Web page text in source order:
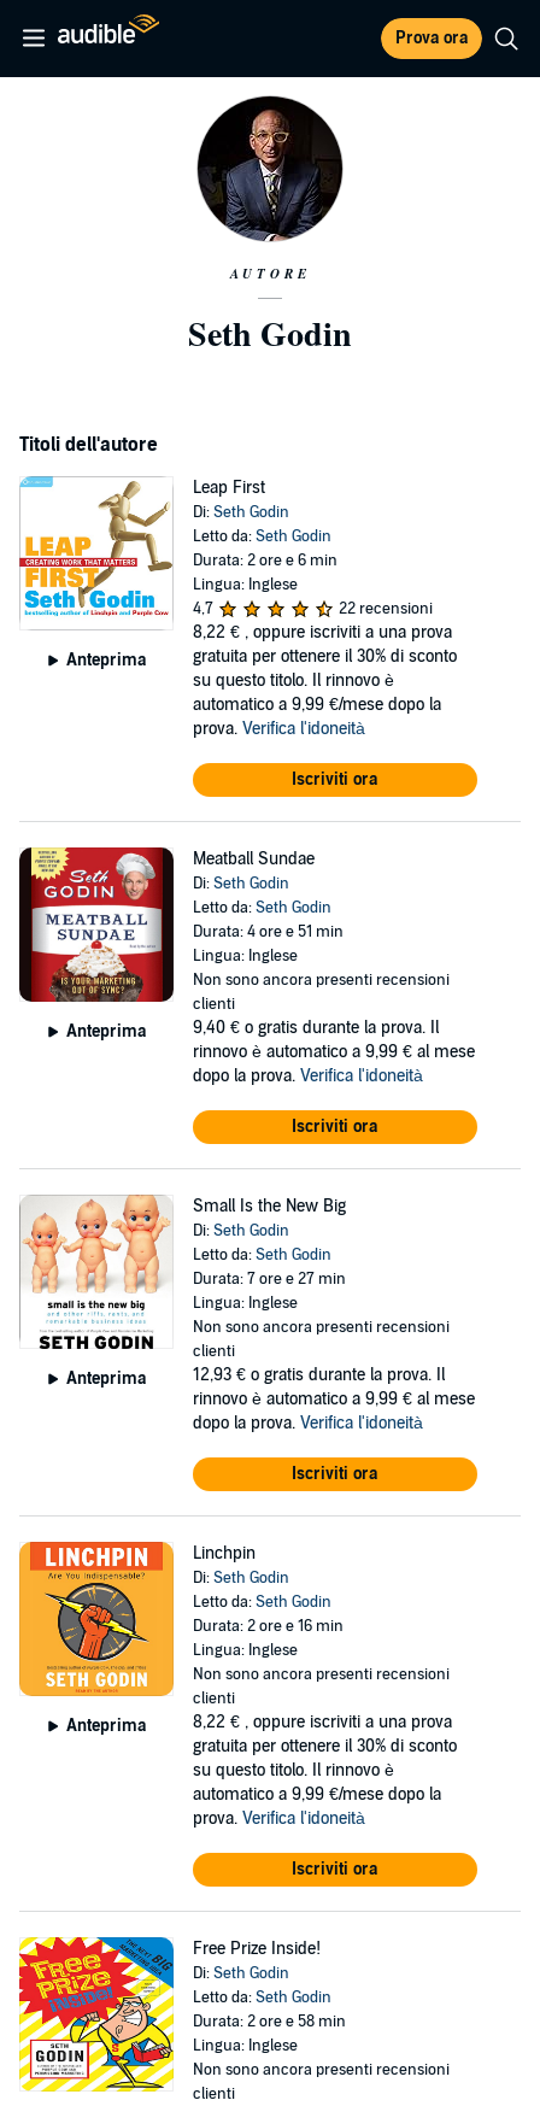
Prova ora
AUTORE
Seth Godin
Titoli dell'autore
Anteprima
Leap First
Di:Seth Godin
Letto da:Seth Godin
Durata: 2 ore e 6 min
Lingua: Inglese
4,7
22 recensioni
8,22 € , oppure iscriviti a una prova
gratuita per ottenere il 30% di sconto
su questo titolo. Il rinnovo è
automatico a 9,99 €/mese dopo la
prova. Verifica l'idoneità
Iscriviti ora
Anteprima
Meatball Sundae
Di:Seth Godin
Letto da:Seth Godin
Durata: 4 ore e 51 min
Lingua: Inglese
Non sono ancora presenti recensioni
clienti
9,40 € o gratis durante la prova. Il
rinnovo è automatico a 9,99 € al mese
dopo la prova. Verifica l'idoneità
Iscriviti ora
Anteprima
Small Is the New Big
Di:Seth Godin
Letto da:Seth Godin
Durata: 7 ore e 27 min
Lingua: Inglese
Non sono ancora presenti recensioni
clienti
12,93 € o gratis durante la prova. Il
rinnovo è automatico a 9,99 € al mese
dopo la prova. Verifica l'idoneità
Iscriviti ora
Anteprima
Linchpin
Di:Seth Godin
Letto da:Seth Godin
Durata: 2 ore e 16 min
Lingua: Inglese
Non sono ancora presenti recensioni
clienti
8,22 € , oppure iscriviti a una prova
gratuita per ottenere il 30% di sconto
su questo titolo. Il rinnovo è
automatico a 9,99 €/mese dopo la
prova. Verifica l'idoneità
Iscriviti ora
Free Prize Inside!
Di:Seth Godin
Letto da:Seth Godin
Durata: 2 ore e 58 min
Lingua: Inglese
Non sono ancora presenti recensioni
clienti